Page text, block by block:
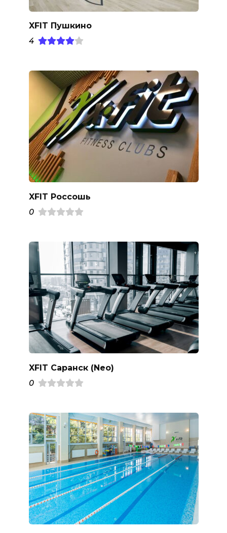
XFIT Пушкино
4
XFIT Россошь
0
XFIT Саранск (Neo)
0